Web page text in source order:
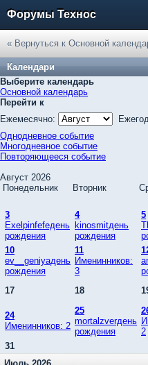
Форумы Технос
« Вернуться к Основной
Календари
Выберите календарь
Основной календарь
Перейти к
Ежемесячно:
Однодневное событие
Многодневное событие
Повторяющееся событие
Август 2026
Понедельник
Вторник
3
Exelpinfefeдень
рождения
4
kinosmitдень
рождения
5
10
ev__geniyaдень
рождения
11
Именинников:
3
17
18
24
Именинников: 2
25
mortalzverдень
рождения
2
31